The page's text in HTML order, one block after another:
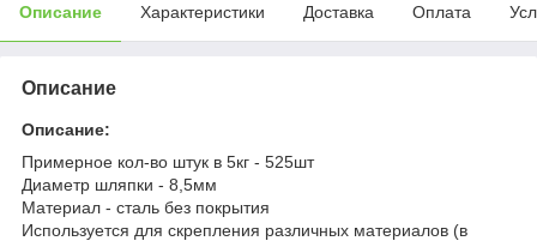
Описание Характеристики Доставка Оплата
Описание
Описание:
Примерное кол-во штук в 5кг - 525шт
Диаметр шляпки - 8,5мм
Материал - сталь без покрытия
Используется для скрепления различных материалов (в